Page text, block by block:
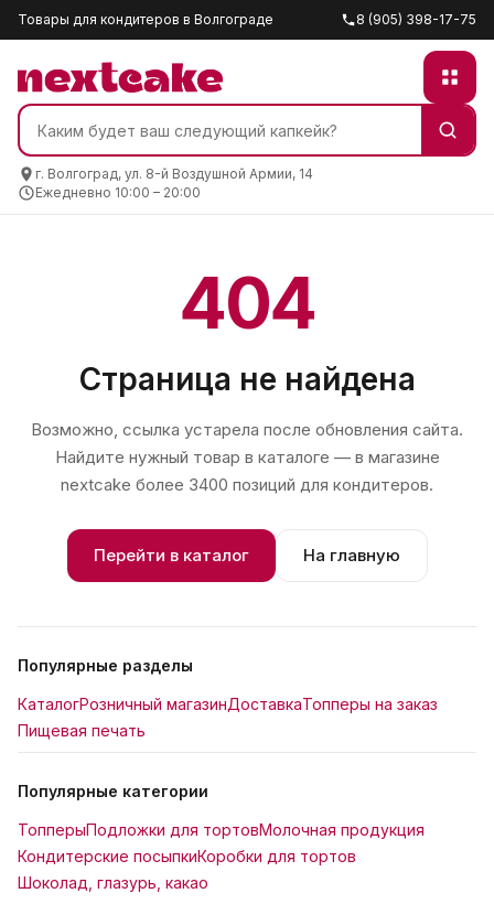
Товары для кондитеров в Волгограде 8 (905) 398-17-75
г. Волгоград, ул. 8-й Воздушной Армии, 14
Ежедневно 10:00 – 20:00
404
Страница не найдена
Возможно, ссылка устарела после обновления сайта.
Найдите нужный товар в каталоге — в магазине
nextcake более 3400 позиций для кондитеров.
Перейти в каталог На главную
Популярные разделы
КаталогРозничный магазинДоставкаТопперы на заказ
Пищевая печать
Популярные категории
ТопперыПодложки для тортовМолочная продукция
Кондитерские посыпкиКоробки для тортов
Шоколад, глазурь, какао